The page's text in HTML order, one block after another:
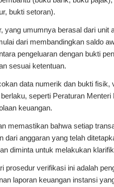
bukti setoran).
yang umumnya berasal dari
dari membandingkan saldo
pengeluaran dengan bukti
sesuai ketentuan.
data numerik dan bukti
seperti Peraturan
keuangan.
memastikan bahwa setiap
dari anggaran yang telah
diminta untuk melakukan
prosedur verifikasi ini adalah
laporan keuangan instansi